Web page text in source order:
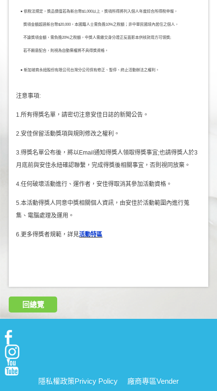
● 依稅法規定，獎品價值若為新台幣$1,000以上，獎項所得將列入個人年度綜合所得稅申報，
獎項金額超過新台幣$20,000，本國籍人士需負擔10%之稅額；非中華民國境內居住之個人，
不論獎項金額，需負擔20%之稅額，中獎人需繳交身分證正反面影本供核對用方可領獎;
若不願意配合，則視為自動棄權將不具得獎資格。
● 新加坡商永紐股份有限公司台灣分公司保有修正、暫停、終止活動辦法之權利。
注意事項:
1.所有得獎名單，請密切注意安佳日誌的新聞公告。
2.安佳保留活動獎項與規則修改之權利。
3.得獎名單公布後，將以Email通知得獎人領取得獎事宜;也請得獎人於3
月底前與安佳永紐確認聯繫，完成得獎後相關事宜，否則視同放棄。
4.任何破壞活動進行、運作者，安佳得取消其參加活動資格。
5.本活動得獎人同意中獎相關個人資訊，由安佳於活動範圍內進行蒐
集、電腦處理及運用。
6.更多得獎者規範，詳見活動特區
回總覽
隱私權政策Privicy Policy 廠商專區Vender